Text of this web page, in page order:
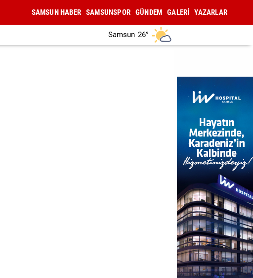
SAMSUN HABER SAMSUNSPOR GÜNDEM GALERİ YAZARLAR
Samsun 26°